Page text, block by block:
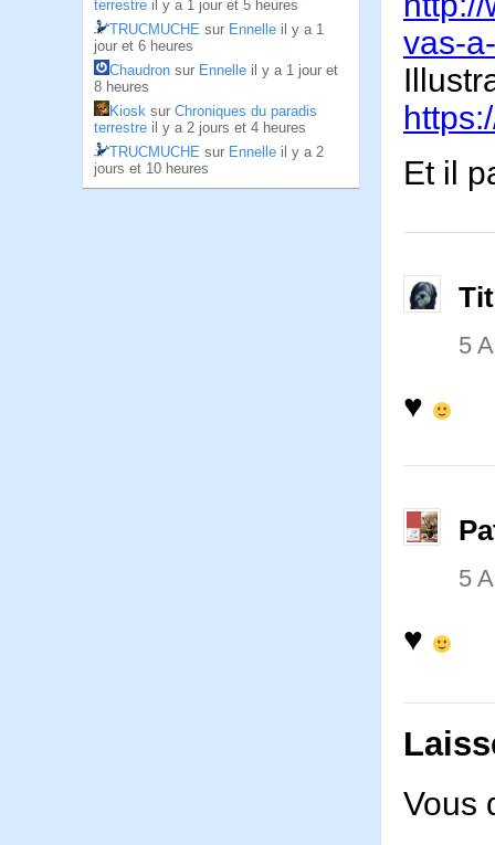
terrestre il y a 1 jour et 5 heures
TRUCMUCHE sur Ennelle il y a 1
jour et 6 heures
Chaudron sur Ennelle il y a 1 jour et
8 heures
Kiosk sur Chroniques du paradis
terrestre il y a 2 jours et 4 heures
TRUCMUCHE sur Ennelle il y a 2
jours et 10 heures
vas-
Et il
5
♥
5
♥
Vous